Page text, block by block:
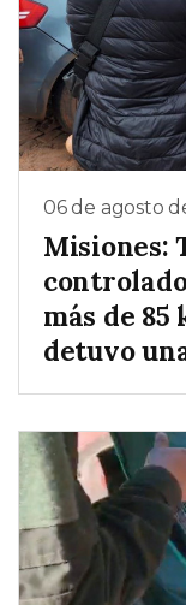
06 de agosto
Misiones:
más de
detuvo